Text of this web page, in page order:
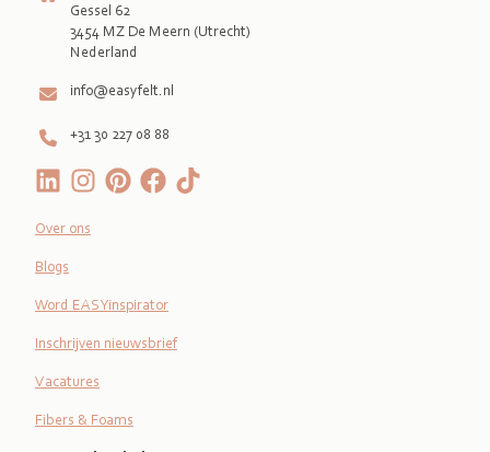
Gessel 62
3454 MZ De Meern (Utrecht)
Nederland
info@easyfelt.nl
+31 30 227 08 88
Over ons
Blogs
Word EASYinspirator
Inschrijven nieuwsbrief
Vacatures
Fibers & Foams